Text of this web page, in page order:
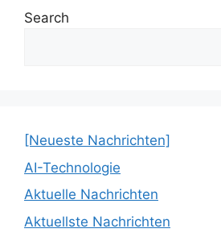
Search
[Neueste Nachrichten]
AI-Technologie
Aktuelle Nachrichten
Aktuellste Nachrichten